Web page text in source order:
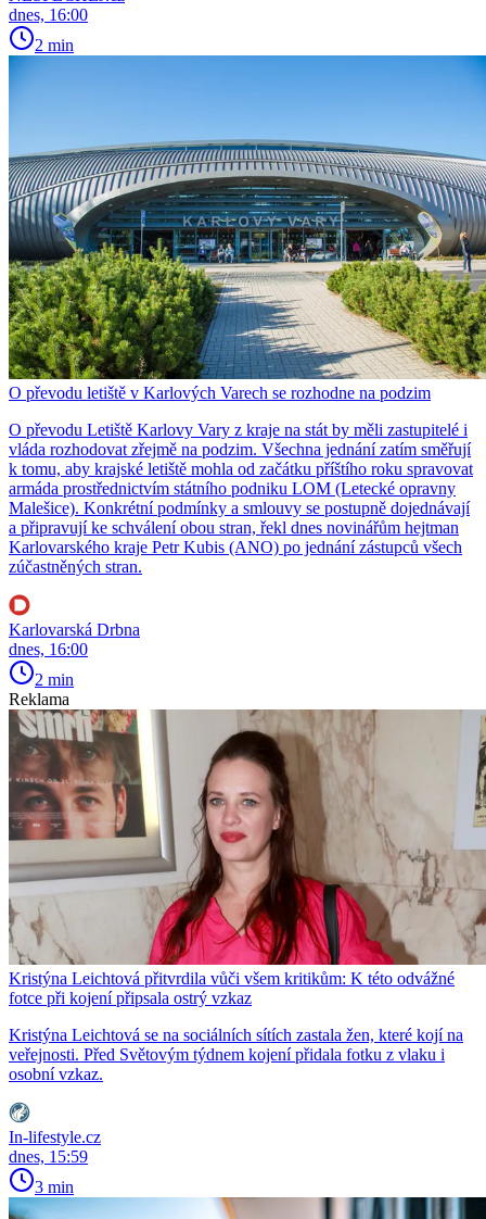
dnes, 16:00
2 min
O převodu letiště v Karlových Varech se rozhodne na podzim
O převodu Letiště Karlovy Vary z kraje na stát by měli zastupitelé i
vláda rozhodovat zřejmě na podzim. Všechna jednání zatím směřují
k tomu, aby krajské letiště mohla od začátku příštího roku spravovat
armáda prostřednictvím státního podniku LOM (Letecké opravny
Malešice). Konkrétní podmínky a smlouvy se postupně dojednávají
a připravují ke schválení obou stran, řekl dnes novinářům hejtman
Karlovarského kraje Petr Kubis (ANO) po jednání zástupců všech
zúčastněných stran.
Karlovarská Drbna
dnes, 16:00
2 min
Reklama
Kristýna Leichtová přitvrdila vůči všem kritikům: K této odvážné
fotce při kojení připsala ostrý vzkaz
Kristýna Leichtová se na sociálních sítích zastala žen, které kojí na
veřejnosti. Před Světovým týdnem kojení přidala fotku z vlaku i
osobní vzkaz.
In-lifestyle.cz
dnes, 15:59
3 min